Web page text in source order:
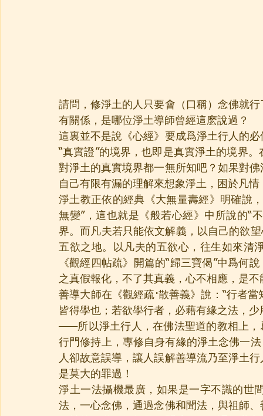
請問，修淨土的人只要會（口稱）念佛就
有關係，是哪位淨土導師曾經這麽說過？
這裏並不是說《心經》要成爲淨土行人的
“真實證”的境界，也即是真實淨土的境界
對淨土的真實境界都一無所知吧？如果對
自己有限有漏的理解來想象淨土，困於凡
淨土教正依的經典《大無量壽經》明確說
無變”，這也就是《般若心經》中所說的“
界。而凡夫若只能依文解義，以自己的欲
五欲之地。以凡夫的五欲心，往生如來清
《觀經四帖疏》開篇的“歸三寶偈”中爲何
之真假報化，不了其真義，心不相應，是
善導大師在《觀經疏·散善義》說：“行者
皆得學也；若欲學行者，必藉有緣之法，少
——所以淨土行人，在佛法聖道的教相上，
行門修持上，專修自身有緣的淨土念佛一
人卻故意誤導，讓人誤解善導流乃至淨土
是莫大的罪過！
淨土一法攝機最廣，如果是一字不識的世
法，一心念佛，通過念佛和聞法，與祖師